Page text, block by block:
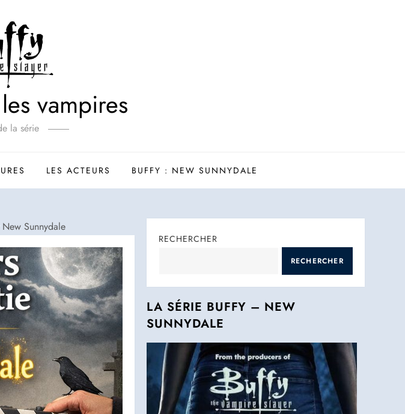
vampires
la série
LES ACTEURS BUFFY : NEW SUNNYDALE
Sunnydale
RECHERCHER
RECHERCHER
LA SÉRIE BUFFY – NEW
SUNNYDALE